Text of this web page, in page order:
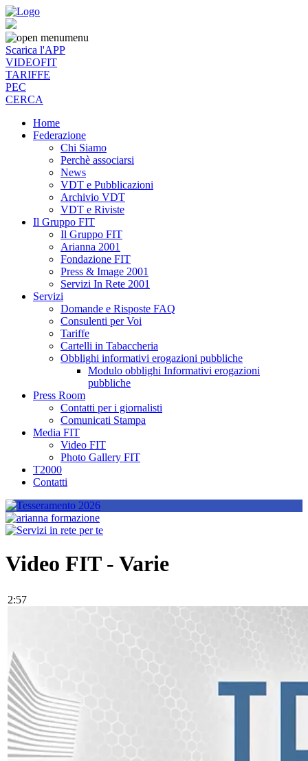
menu
Scarica l'APP
VIDEOFIT
TARIFFE
PEC
CERCA
Home
Federazione
Chi Siamo
Perchè associarsi
News
VDT e Pubblicazioni
Archivio VDT
VDT e Riviste
Il Gruppo FIT
Il Gruppo FIT
Arianna 2001
Fondazione FIT
Press & Image 2001
Servizi In Rete 2001
Servizi
Domande e Risposte FAQ
Consulenti per Voi
Tariffe
Cartelli in Tabaccheria
Obblighi informativi erogazioni pubbliche
Modulo obblighi Informativi erogazioni
pubbliche
Press Room
Contatti per i giornalisti
Comunicati Stampa
Media FIT
Video FIT
Photo Gallery FIT
T2000
Contatti
Video FIT - Varie
2:57